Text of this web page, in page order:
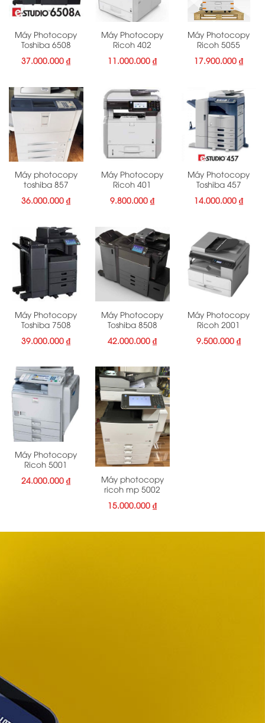
Máy Photocopy
Toshiba 6508
37.000.000₫
Máy Photocopy
Ricoh 402
11.000.000₫
Máy Photocopy
Ricoh 5055
17.900.000₫
Máy photocopy
toshiba 857
36.000.000₫
Máy Photocopy
Ricoh 401
9.800.000₫
Máy Photocopy
Toshiba 457
14.000.000₫
Máy Photocopy
Toshiba 7508
39.000.000₫
Máy Photocopy
Toshiba 8508
42.000.000₫
Máy Photocopy
Ricoh 2001
9.500.000₫
Máy Photocopy
Ricoh 5001
24.000.000₫
Máy photocopy
ricoh mp 5002
15.000.000₫